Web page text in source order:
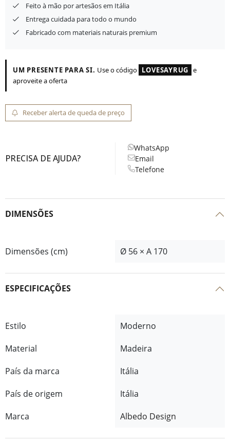
Feito à mão por artesãos em Itália
Entrega cuidada para todo o mundo
Fabricado com materiais naturais premium
UM PRESENTE PARA SI. Use o código LOVESAYRUG e
aproveite a oferta
Receber alerta de queda de preço
PRECISA DE AJUDA?
WhatsApp
Email
Telefone
DIMENSÕES
Dimensões (cm) Ø 56 × A 170
ESPECIFICAÇÕES
Estilo
Moderno
Material
Madeira
País da marca
Itália
País de origem
Itália
Marca
Albedo Design